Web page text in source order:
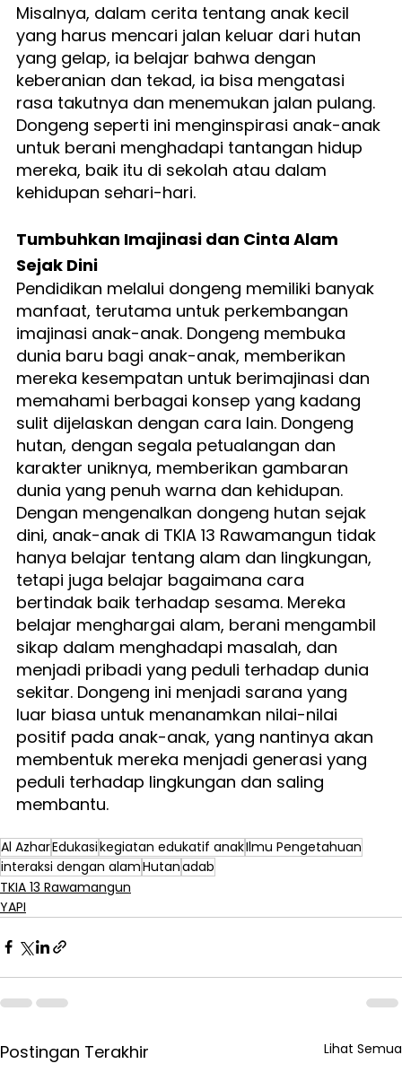
Misalnya, dalam cerita tentang anak kecil
yang harus mencari jalan keluar dari hutan
yang gelap, ia belajar bahwa dengan
keberanian dan tekad, ia bisa mengatasi
rasa takutnya dan menemukan jalan pulang.
Dongeng seperti ini menginspirasi anak-anak
untuk berani menghadapi tantangan hidup
mereka, baik itu di sekolah atau dalam
kehidupan sehari-hari.
Tumbuhkan Imajinasi dan Cinta Alam
Sejak Dini
Pendidikan melalui dongeng memiliki banyak
manfaat, terutama untuk perkembangan
imajinasi anak-anak. Dongeng membuka
dunia baru bagi anak-anak, memberikan
mereka kesempatan untuk berimajinasi dan
memahami berbagai konsep yang kadang
sulit dijelaskan dengan cara lain. Dongeng
hutan, dengan segala petualangan dan
karakter uniknya, memberikan gambaran
dunia yang penuh warna dan kehidupan.
Dengan mengenalkan dongeng hutan sejak
dini, anak-anak di TKIA 13 Rawamangun tidak
hanya belajar tentang alam dan lingkungan,
tetapi juga belajar bagaimana cara
bertindak baik terhadap sesama. Mereka
belajar menghargai alam, berani mengambil
sikap dalam menghadapi masalah, dan
menjadi pribadi yang peduli terhadap dunia
sekitar. Dongeng ini menjadi sarana yang
luar biasa untuk menanamkan nilai-nilai
positif pada anak-anak, yang nantinya akan
membentuk mereka menjadi generasi yang
peduli terhadap lingkungan dan saling
membantu.
Al AzharEdukasikegiatan edukatif anakIlmu Pengetahuan
interaksi dengan alamHutanadab
TKIA 13 Rawamangun
YAPI
Postingan Terakhir Lihat Semua